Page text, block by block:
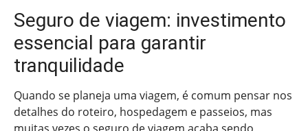
Seguro de viagem: investimento
essencial para garantir
tranquilidade
Quando se planeja uma viagem, é comum pensar nos
detalhes do roteiro, hospedagem e passeios, mas
muitas vezes o seguro de viagem acaba sendo